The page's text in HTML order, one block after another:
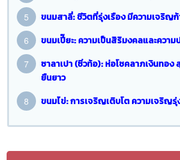
ขนมสาลี่: ชีวิตที่รุ่งเรือง มีความเจริญก้
ขนมเปี๊ยะ: ความเป็นสิริมงคลและควา
ซาลาเปา (ซิ่วท้อ): ห่อโชคลาภเงินทอ
ยืนยาว
ขนมไข่: การเจริญเติบโต ความเจริญรุ่